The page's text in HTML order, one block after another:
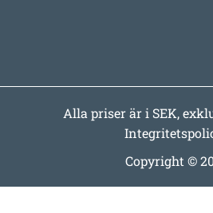
Alla priser är i SEK,
Copyright ©